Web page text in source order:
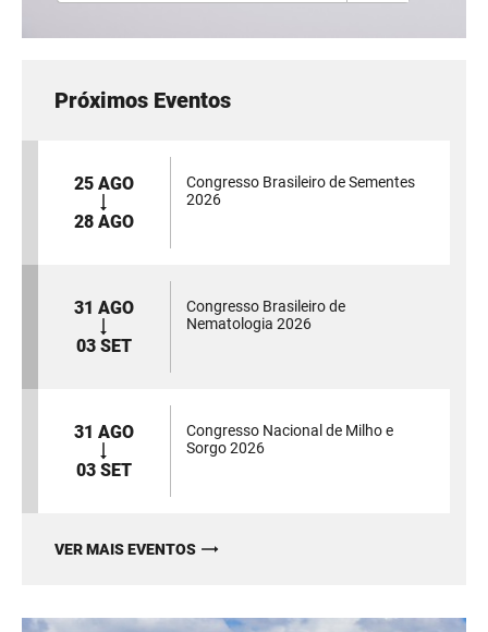
Próximos Eventos
25 AGO
28 AGO
Congresso Brasileiro de Sementes
2026
31 AGO
03 SET
Congresso Brasileiro de
Nematologia 2026
31 AGO
03 SET
Congresso Nacional de Milho e
Sorgo 2026
VER MAIS EVENTOS